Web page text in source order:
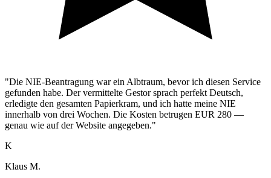
"Die NIE-Beantragung war ein Albtraum, bevor ich diesen Service
gefunden habe. Der vermittelte Gestor sprach perfekt Deutsch,
erledigte den gesamten Papierkram, und ich hatte meine NIE
innerhalb von drei Wochen. Die Kosten betrugen EUR 280 —
genau wie auf der Website angegeben."
K
Klaus M.